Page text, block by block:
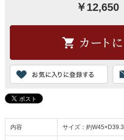
￥12,650
内容 サイズ：約